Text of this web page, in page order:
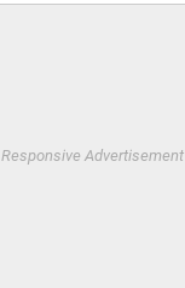
Responsive Advertisement